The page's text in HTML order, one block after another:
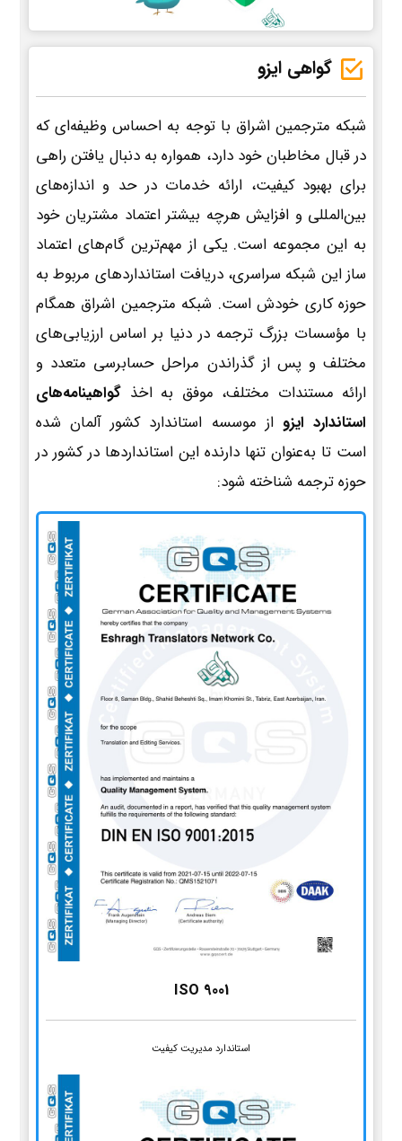
گواهی ایزو
شبکه مترجمین اشراق با توجه به احساس وظیفه‌ای که
در قبال مخاطبان خود دارد، همواره به دنبال یافتن راهی
برای بهبود کیفیت، ارائه خدمات در حد و اندازه‌های
بین‌المللی و افزایش هرچه بیشتر اعتماد مشتریان خود
به این مجموعه است. یکی از مهم‌ترین گام‌های اعتماد
ساز این شبکه سراسری، دریافت استانداردهای مربوط به
حوزه کاری خودش است. شبکه مترجمین اشراق همگام
با مؤسسات بزرگ ترجمه در دنیا بر اساس ارزیابی‌های
مختلف و پس از گذراندن مراحل حسابرسی متعدد و
ارائه مستندات مختلف، موفق به اخذ گواهینامه‌های
استاندارد ایزو از موسسه استاندارد کشور آلمان شده
است تا به‌عنوان تنها دارنده این استانداردها در کشور در
حوزه ترجمه شناخته شود:
ISO 9001
استاندارد مدیریت کیفیت